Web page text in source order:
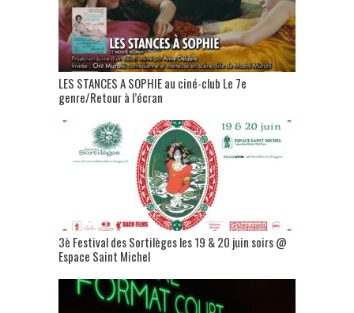
LES STANCES A SOPHIE au ciné-club Le 7e
genre/Retour à l’écran
3è Festival des Sortilèges les 19 & 20 juin soirs @
Espace Saint Michel